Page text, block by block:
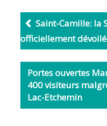
b
o
o
k
l
Saint-Camille: la
officiellement
Portes ouvertes
400 visiteurs
Lac-Etchemin